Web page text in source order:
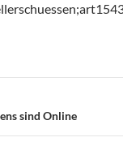
sind Online